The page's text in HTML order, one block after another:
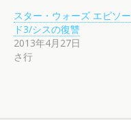
スター・ウォーズ エピソー
ド3/シスの復讐
2013年4月27日
さ行